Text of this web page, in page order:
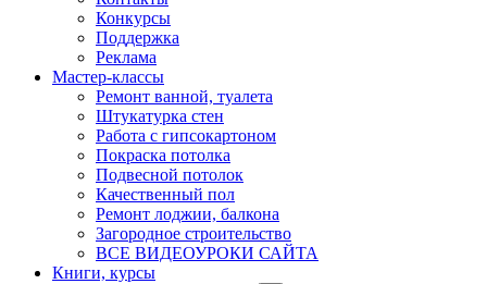
Конкурсы
Поддержка
Реклама
Мастер-классы
Ремонт ванной, туалета
Штукатурка стен
Работа с гипсокартоном
Покраска потолка
Подвесной потолок
Качественный пол
Ремонт лоджии, балкона
Загородное строительство
ВСЕ ВИДЕОУРОКИ САЙТА
Книги, курсы